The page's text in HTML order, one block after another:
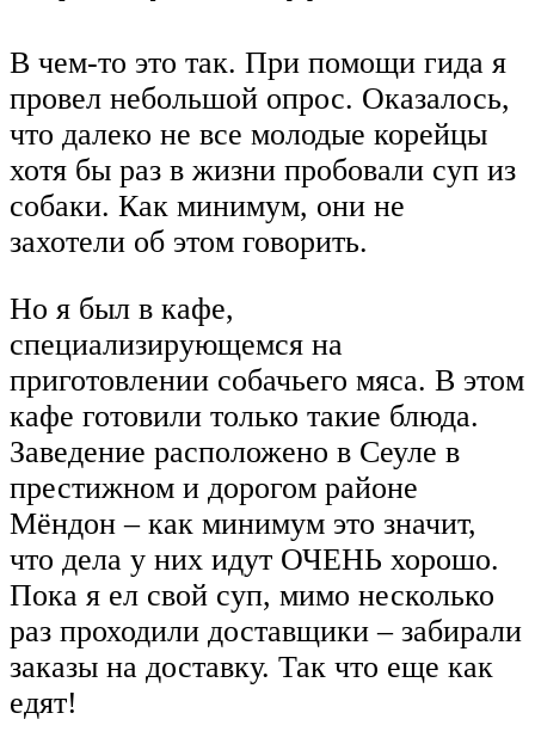
В чем-то это так. При помощи гида я
провел небольшой опрос. Оказалось,
что далеко не все молодые корейцы
хотя бы раз в жизни пробовали суп из
собаки. Как минимум, они не
захотели об этом говорить.
Но я был в кафе,
специализирующемся на
приготовлении собачьего мяса. В этом
кафе готовили только такие блюда.
Заведение расположено в Сеуле в
престижном и дорогом районе
Мёндон – как минимум это значит,
что дела у них идут ОЧЕНЬ хорошо.
Пока я ел свой суп, мимо несколько
раз проходили доставщики – забирали
заказы на доставку. Так что еще как
едят!